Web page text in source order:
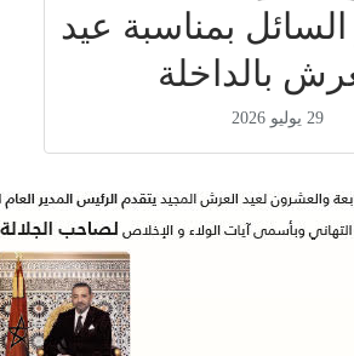
السائل بمناسبة عيد
بالداخلة
29 يوليو 2026